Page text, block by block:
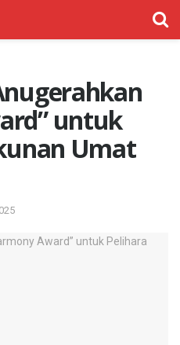
untuk
Umat